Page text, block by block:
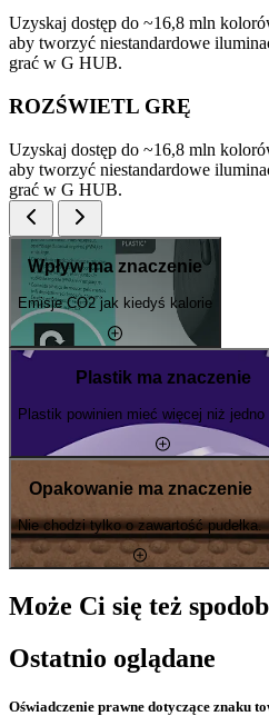
Uzyskaj dostęp do ~16,8 mln
aby tworzyć niestandardowe
grać w G HUB.
ROZŚWIETL GRĘ
Uzyskaj dostęp do ~16,8 mln
aby tworzyć niestandardowe
grać w G HUB.
Wpływ ma znaczenie
Emisje CO2 jak kiedyś kalorie
Plastik ma znaczenie
Plastik powinien mieć więcej niż jedno
Opakowanie ma znaczenie
Nie chodzi tylko o zawartość pudełka.
Może Ci się też
Ostatnio oglądane
Oświadczenie prawne dotyczące znaku